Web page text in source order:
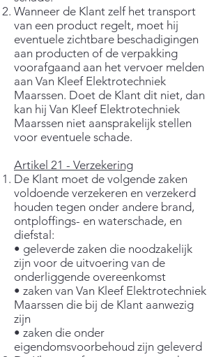
Wanneer de Klant zelf het transport
van een product regelt, moet hij
eventuele zichtbare beschadigingen
aan producten of de verpakking
voorafgaand aan het vervoer melden
aan Van Kleef Elektrotechniek
Maarssen. Doet de Klant dit niet, dan
kan hij Van Kleef Elektrotechniek
Maarssen niet aansprakelijk stellen
voor eventuele schade.
Artikel 21 - Verzekering
De Klant moet de volgende zaken
voldoende verzekeren en verzekerd
houden tegen onder andere brand,
ontploffings- en waterschade, en
diefstal:
• geleverde zaken die noodzakelijk
zijn voor de uitvoering van de
onderliggende overeenkomst
• zaken van Van Kleef Elektrotechniek
Maarssen die bij de Klant aanwezig
zijn
• zaken die onder
eigendomsvoorbehoud zijn geleverd